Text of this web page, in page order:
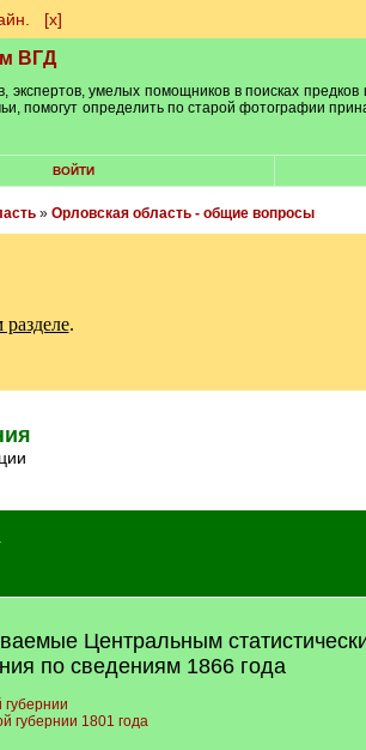
[х]
ВГД
умелых помощников в поисках предков
помогут определить по старой фотографии
ВОЙТИ
» Орловская область - общие вопросы
разделе.
Центральным
по сведениям 1866 года
губернии 1801 года